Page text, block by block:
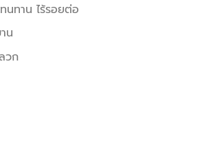
นทาน ไร้รอยต่อ
น
วก